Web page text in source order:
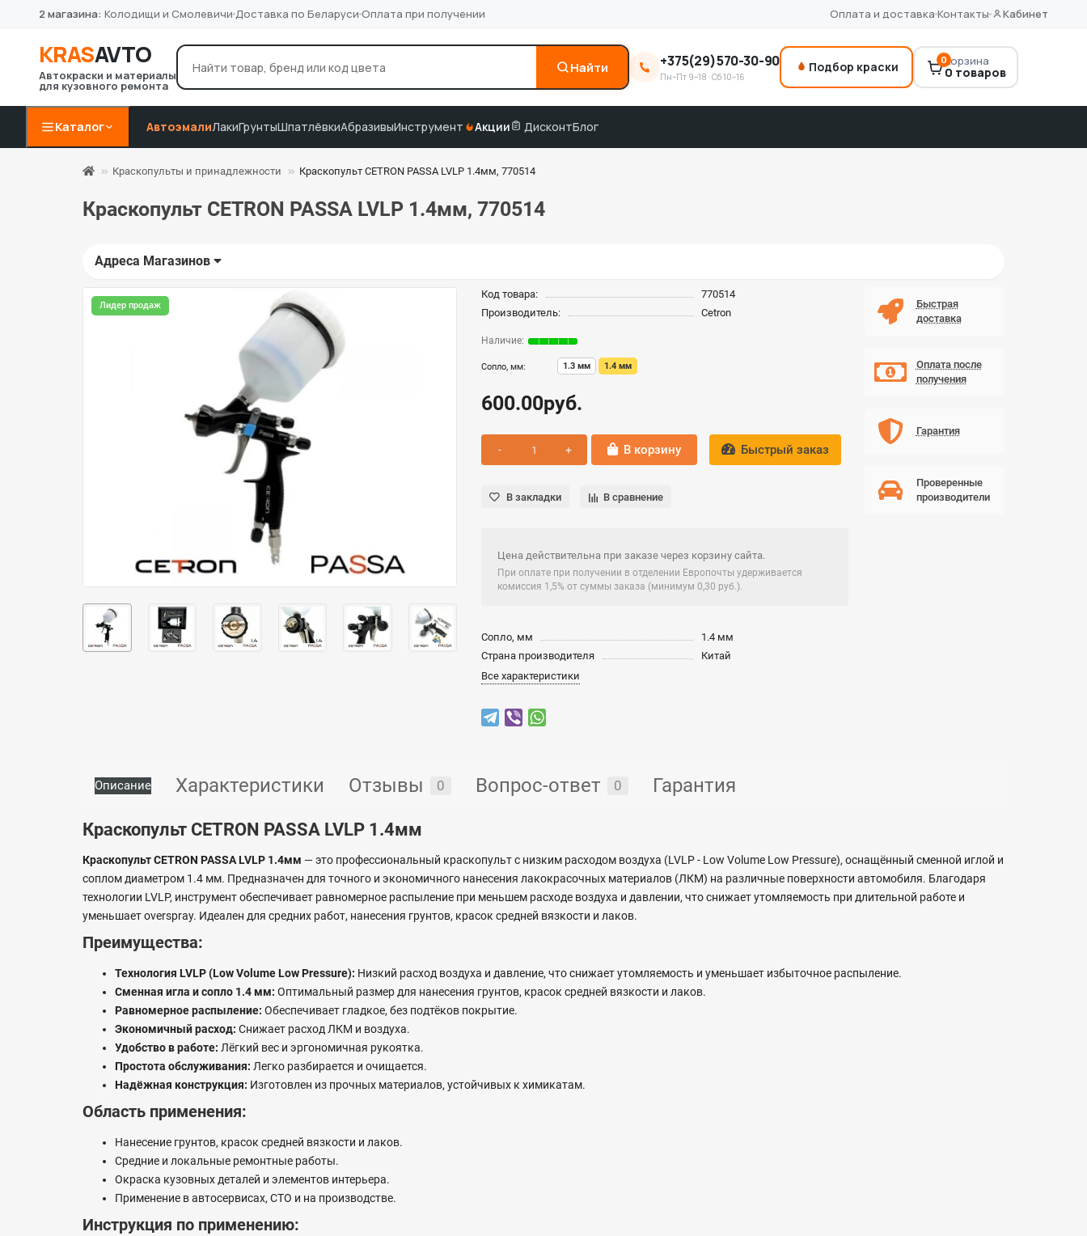
2 магазина: Колодищи и Смолевичи Доставка по Беларуси Оплата при получении Оплата и доставка Контакты Кабинет
KRASAVTO
Автокраски и материалы
для кузовного ремонта
Найти
Например: лак Novol грунт 4+1 P80 3M краска по коду подбор по VIN
+375(29)570-30-90
Пн–Пт 9–18 · Сб 10–16
Подбор краски 0Корзина
0 товаров
Каталог АвтоэмалиЛакиГрунтыШпатлёвкиАбразивыИнструмент Акции ДисконтБлог
Краскопульты и принадлежности Краскопульт CETRON PASSA LVLP 1.4мм, 770514
Краскопульт CETRON PASSA LVLP 1.4мм, 770514
Адреса Магазинов
Лидер продаж
Код товара:
770514
Производитель:
Cetron
Сопло, мм: 1.3 мм 1.4 мм
600.00руб.
В корзину Быстрый заказ
В закладки В сравнение
Цена действительна при заказе через корзину сайта.
При оплате при получении в отделении Европочты удерживается
комиссия 1,5% от суммы заказа (минимум 0,30 руб.).
Сопло, мм
1.4 мм
Страна производителя
Китай
Все характеристики
Быстрая
доставка
Оплата после
получения
Гарантия
Проверенные
производители
Описание Характеристики Отзывы 0 Вопрос-ответ 0 Гарантия
Краскопульт CETRON PASSA LVLP 1.4мм
Краскопульт CETRON PASSA LVLP 1.4мм — это профессиональный краскопульт с низким расходом воздуха (LVLP - Low Volume Low Pressure), оснащённый сменной иглой и
соплом диаметром 1.4 мм. Предназначен для точного и экономичного нанесения лакокрасочных материалов (ЛКМ) на различные поверхности автомобиля. Благодаря
технологии LVLP, инструмент обеспечивает равномерное распыление при меньшем расходе воздуха и давлении, что снижает утомляемость при длительной работе и
уменьшает overspray. Идеален для средних работ, нанесения грунтов, красок средней вязкости и лаков.
Преимущества:
Технология LVLP (Low Volume Low Pressure): Низкий расход воздуха и давление, что снижает утомляемость и уменьшает избыточное распыление.
Сменная игла и сопло 1.4 мм: Оптимальный размер для нанесения грунтов, красок средней вязкости и лаков.
Равномерное распыление: Обеспечивает гладкое, без подтёков покрытие.
Экономичный расход: Снижает расход ЛКМ и воздуха.
Удобство в работе: Лёгкий вес и эргономичная рукоятка.
Простота обслуживания: Легко разбирается и очищается.
Надёжная конструкция: Изготовлен из прочных материалов, устойчивых к химикатам.
Область применения:
Нанесение грунтов, красок средней вязкости и лаков.
Средние и локальные ремонтные работы.
Окраска кузовных деталей и элементов интерьера.
Применение в автосервисах, СТО и на производстве.
Инструкция по применению: